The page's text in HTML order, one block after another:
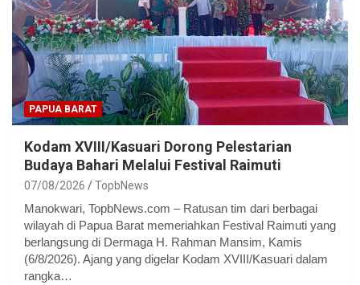
PAPUA BARAT
Kodam XVIII/Kasuari Dorong Pelestarian
Budaya Bahari Melalui Festival Raimuti
07/08/2026 TopbNews
Manokwari, TopbNews.com – Ratusan tim dari berbagai
wilayah di Papua Barat memeriahkan Festival Raimuti yang
berlangsung di Dermaga H. Rahman Mansim, Kamis
(6/8/2026). Ajang yang digelar Kodam XVIII/Kasuari dalam
rangka…